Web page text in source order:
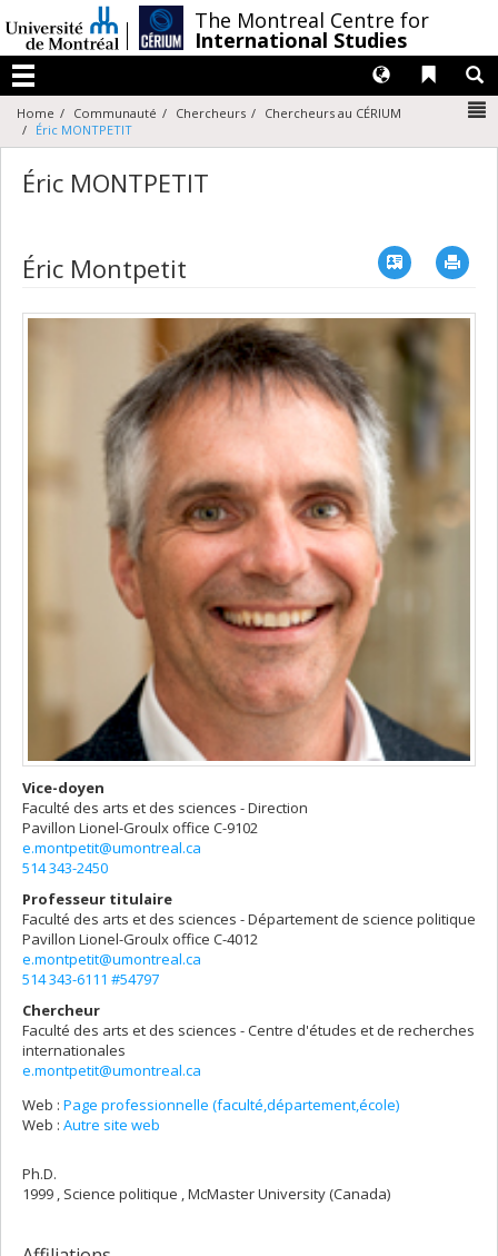
au
contenu
The Montreal Centre for
International Studies
Menu
Liens
Langues
Home Communauté Chercheurs
Chercheurs au CÉRIUM
Éric MONTPETIT
Éric MONTPETIT
Éric Montpetit Vcard
Vice-doyen
Faculté des arts et des sciences - Direction
Pavillon Lionel-Groulx office C-9102
e.montpetit@umontreal.ca
514 343-2450
Professeur titulaire
Faculté des arts et des sciences - Département de science politique
Pavillon Lionel-Groulx office C-4012
e.montpetit@umontreal.ca
514 343-6111 #54797
Chercheur
Faculté des arts et des sciences - Centre d'études et de recherches
internationales
e.montpetit@umontreal.ca
Web : Page professionnelle (faculté,département,école)
Web : Autre site web
Ph.D.
1999 , Science politique , McMaster University (Canada)